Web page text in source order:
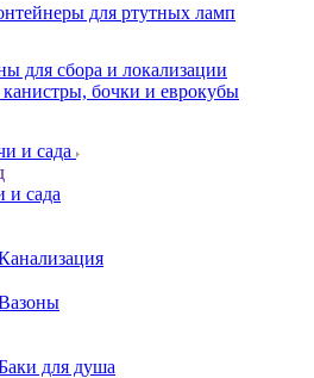
для ртутных ламп
для сбора и локализации
бочки и еврокубы
и сада
и сада
для душа